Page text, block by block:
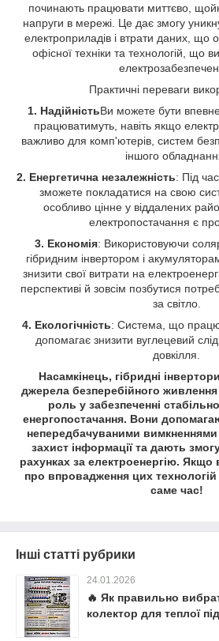
починають працювати миттєво,
напруги в мережі. Це дає змогу
електроприладів і втрати даних, що
офісної техніки та технологій, що
Практичні переваги
1. НадійністьВи можете бути
працюватимуть, навіть якщо
важливо для комп'ютерів, систем
іншого
2. Енергетична незалежність: Під
зможете покладатися на свою
особливо цінне у віддалених
електропостачання є
3. Економія: Використовуючи
гібридним інвертором і
знизити свої витрати на
перспективі й зовсім позбутися
за світло.
4. Екологічність: Система, що
допомагає знизити вуглецевий
довкілля.
Насамкінець, гібридні
джерела безперебійного
роль у забезпеченні
енергопостачання. Вони
непередбачуваними вимкненнями
захист інформації та дають
рахунках за електроенергію.
про впровадження цих
саме час!
Інші статті рубрики
24.01.2026
🔥 Як правильно
колектор для теплої